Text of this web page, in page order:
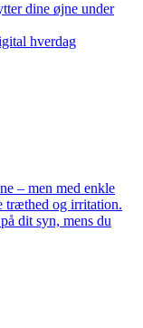
dine øjne under
hverdag
– men med enkle
træthed og irritation.
dit syn, mens du